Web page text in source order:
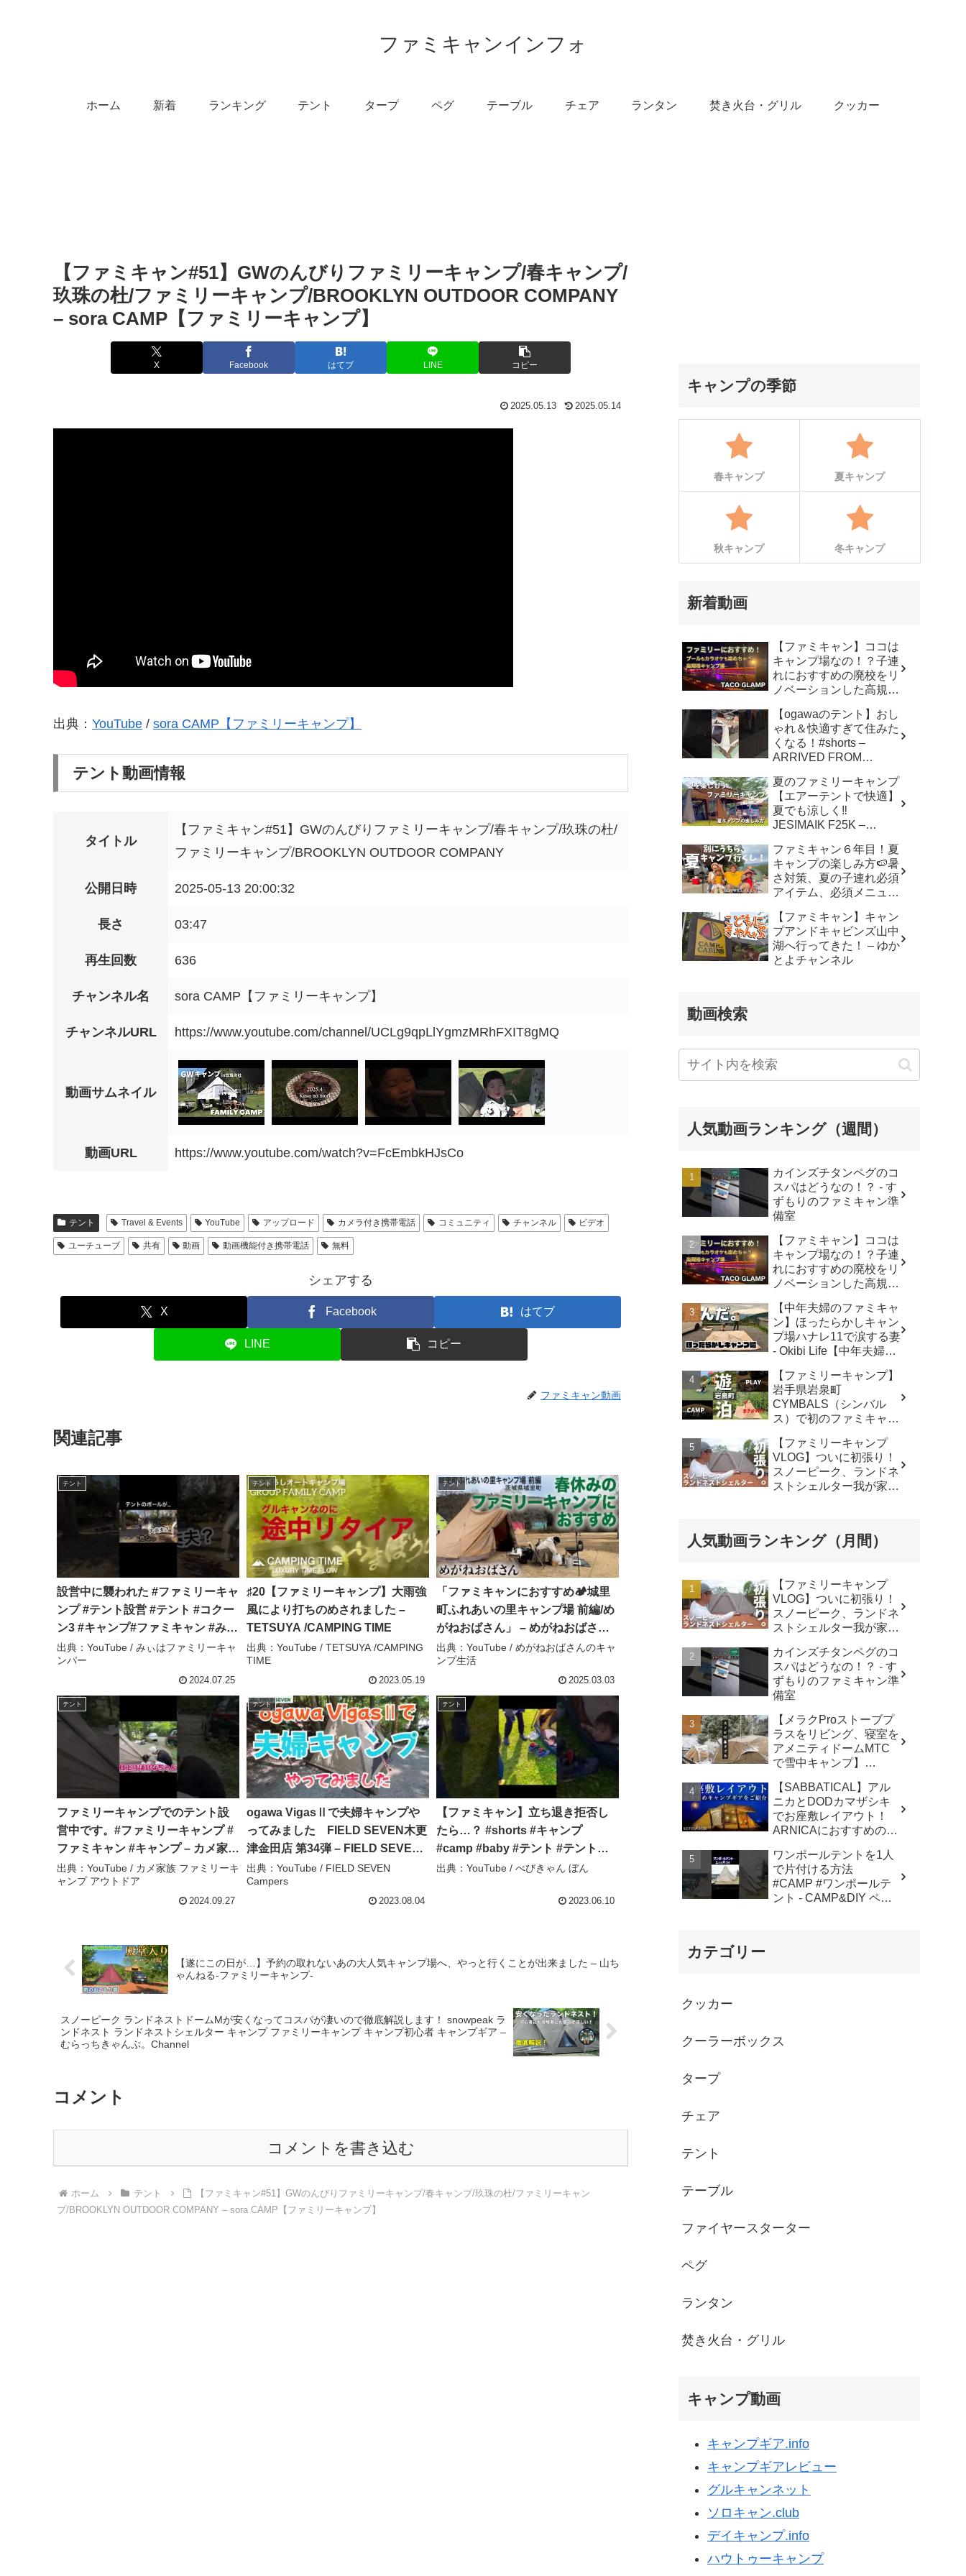
ファミキャンインフォ
ホーム 新着 ランキング テント タープ ペグ テーブル チェア ランタン 焚き火台・グリル クッカー
【ファミキャン#51】GWのんびりファミリーキャンプ/春キャンプ/
玖珠の杜/ファミリーキャンプ/BROOKLYN OUTDOOR COMPANY
– sora CAMP【ファミリーキャンプ】
X Facebook はてブ LINE コピー
2025.05.13 2025.05.14
出典： YouTube / sora CAMP【ファミリーキャンプ】
テント動画情報
タイトル
【ファミキャン#51】GWのんびりファミリーキャンプ/春キャンプ/玖珠の杜/
ファミリーキャンプ/BROOKLYN OUTDOOR COMPANY
公開日時 2025-05-13 20:00:32
長さ 03:47
再生回数 636
チャンネル名 sora CAMP【ファミリーキャンプ】
チャンネルURL https://www.youtube.com/channel/UCLg9qpLlYgmzMRhFXIT8gMQ
動画サムネイル
動画URL https://www.youtube.com/watch?v=FcEmbkHJsCo
テント Travel & Events YouTube アップロード カメラ付き携帯電話 コミュニティ チャンネル ビデオ
ユーチューブ 共有 動画 動画機能付き携帯電話 無料
シェアする
X Facebook はてブ
LINE コピー
ファミキャン動画
関連記事
テント
設営中に襲われた #ファミリーキャ
ンプ #テント設営 #テント #コクー
ン3 #キャンプ#ファミキャン #みぃ
はファミリーキャンパー – みぃは
ファミリーキャンパー
出典：YouTube / みぃはファミリーキャ
ンパー
2024.07.25
テント
♯20【ファミリーキャンプ】大雨強
風により打ちのめされました –
TETSUYA /CAMPING TIME
出典：YouTube / TETSUYA /CAMPING
TIME
2023.05.19
テント
「ファミキャンにおすすめ🏕️城里
町ふれあいの里キャンプ場 前編/め
がねおばさん」 – めがねおばさん
のキャンプ生活
出典：YouTube / めがねおばさんのキャ
ンプ生活
2025.03.03
テント
ファミリーキャンプでのテント設
営中です。#ファミリーキャンプ #
ファミキャン #キャンプ – カメ家族
ファミリーキャンプ アウトドア
出典：YouTube / カメ家族 ファミリーキ
ャンプ アウトドア
2024.09.27
テント
ogawa VigasⅡで夫婦キャンプや
ってみました FIELD SEVEN木更
津金田店 第34弾 – FIELD SEVEN
Campers
出典：YouTube / FIELD SEVEN
Campers
2023.08.04
テント
【ファミキャン】立ち退き拒否し
たら…？ #shorts #キャンプ
#camp #baby #テント #テント泊 #
こども #babygirl #babyboy #立ち
出典：YouTube / べびきゃん ぼん
2023.06.10
【遂にこの日が…】予約の取れないあの大人気キャンプ場へ、やっと行くことが出来ました – 山ち
ゃんねる-ファミリーキャンプ-
スノーピーク ランドネストドームMが安くなってコスパが凄いので徹底解説します！ snowpeak ラ
ンドネスト ランドネストシェルター キャンプ ファミリーキャンプ キャンプ初心者 キャンプギア –
むらっちきゃんぷ。Channel
コメント
コメントを書き込む
ホーム テント
【ファミキャン#51】GWのんびりファミリーキャンプ/春キャンプ/玖珠の杜/ファミリーキャン
プ/BROOKLYN OUTDOOR COMPANY – sora CAMP【ファミリーキャンプ】
キャンプの季節
春キャンプ 夏キャンプ
秋キャンプ 冬キャンプ
新着動画
【ファミキャン】ココは
キャンプ場なの！？子連
れにおすすめの廃校をリ
ノベーションした高規格
す！ – ちいさおきゃんぷ
【ogawaのテント】おし
ゃれ＆快適すぎて住みた
くなる！#shorts –
ARRIVED FROM
夏のファミリーキャンプ
【エアーテントで快適】
夏でも涼しく‼︎
JESIMAIK F25K –
ちキャンプ
ファミキャン６年目！夏
キャンプの楽しみ方🍉暑
さ対策、夏の子連れ必須
アイテム、必須メニュー
楽しい〜 – こずちゃんネ
ル。
【ファミキャン】キャン
プアンドキャビンズ山中
湖へ行ってきた！ – ゆか
とよチャンネル
動画検索
人気動画ランキング（週間）
カインズチタンペグのコ
スパはどうなの！？ - す
ずもりのファミキャン準
備室
【ファミキャン】ココは
キャンプ場なの！？子連
れにおすすめの廃校をリ
ノベーションした高規格
す！ - ちいさおきゃんぷ
【中年夫婦のファミキャ
ン】ほったらかしキャン
プ場ハナレ11で涙する妻
- Okibi Life【中年夫婦の
【ファミリーキャンプ】
岩手県岩泉町
CYMBALS（シンバル
ス）で初のファミキャ
まさかの穴。 -
KIMIDORI
【ファミリーキャンプ
VLOG】ついに初張り！
スノーピーク、ランドネ
ストシェルター我が家で
パハキット アウトドア
人気動画ランキング（月間）
【ファミリーキャンプ
VLOG】ついに初張り！
スノーピーク、ランドネ
ストシェルター我が家で
アビルキャンプリゾート
那須／LUMIX S5IIX - パ
パハキット アウトドア
VLOG
カインズチタンペグのコ
スパはどうなの！？ - す
ずもりのファミキャン準
備室
【メラクProストーブプ
ラスをリビング、寝室を
アメニティドームMTC
で雪中キャンプ】
#snowpeak - 坊主キャン
パー@キンボウズ
【SABBATICAL】アル
ニカとDODカマザシキ
でお座敷レイアウト！
ARNICAにおすすめのキ
キャンプ - SOTOASOBI
ワンポールテントを1人
で片付ける方法
#CAMP #ワンポールテ
ント - CAMP&DIY ペグ
カテゴリー
クッカー
クーラーボックス
タープ
チェア
テント
テーブル
ファイヤースターター
ペグ
ランタン
焚き火台・グリル
キャンプ動画
キャンプギア.info
キャンプギアレビュー
グルキャンネット
ソロキャン.club
デイキャンプ.info
ハウトゥーキャンプ